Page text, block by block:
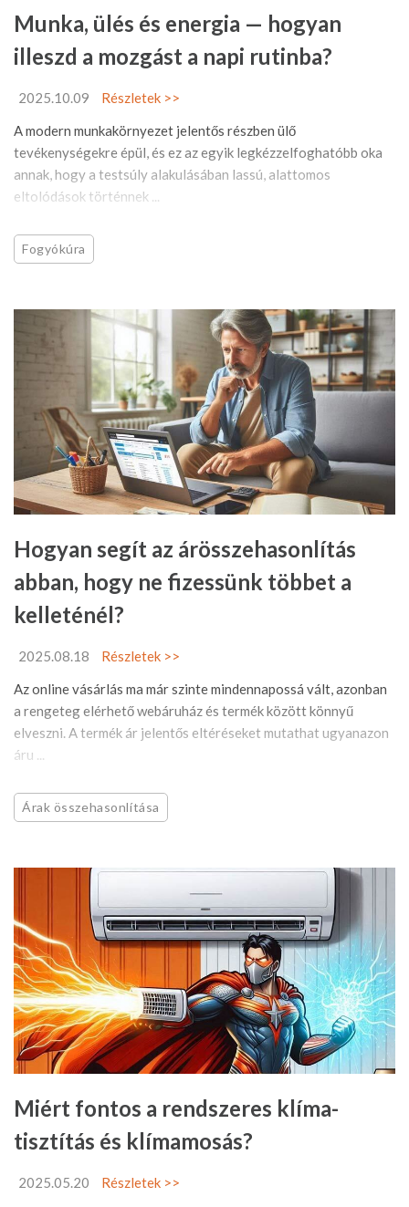
Munka, ülés és energia — hogyan
illeszd a mozgást a napi rutinba?
2025.10.09
Részletek >>
A modern munkakörnyezet jelentős részben ülő
tevékenységekre épül, és ez az egyik legkézzelfoghatóbb oka
annak, hogy a testsúly alakulásában lassú, alattomos
eltolódások történnek ...
Fogyókúra
Hogyan segít az árösszehasonlítás
abban, hogy ne fizessünk többet a
kelleténél?
2025.08.18
Részletek >>
Az online vásárlás ma már szinte mindennapossá vált, azonban
a rengeteg elérhető webáruház és termék között könnyű
elveszni. A termék ár jelentős eltéréseket mutathat ugyanazon
áru ...
Árak összehasonlítása
Miért fontos a rendszeres klíma-
tisztítás és klímamosás?
2025.05.20
Részletek >>